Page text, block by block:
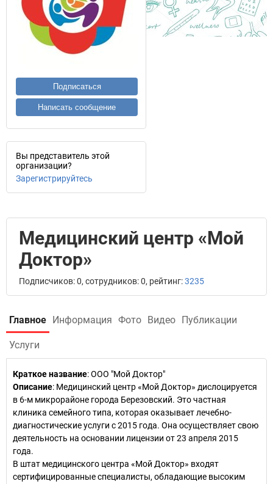
Подписаться
Написать сообщение
Вы представитель этой
организации?
Зарегистрируйтесь
Медицинский центр «Мой
Доктор»
Подписчиков: 0, сотрудников: 0, рейтинг:3235
Главное Информация Фото Видео Публикации
Услуги
Краткое название:ООО "Мой Доктор"
Описание: Медицинский центр «Мой Доктор» дислоцируется
в 6-м микрорайоне города Березовский. Это частная
клиника семейного типа, которая оказывает лечебно-
диагностические услуги с 2015 года. Она осуществляет свою
деятельность на основании лицензии от 23 апреля 2015
года.
В штат медицинского центра «Мой Доктор» входят
сертифицированные специалисты, обладающие высоким